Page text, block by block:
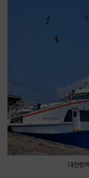
대천항